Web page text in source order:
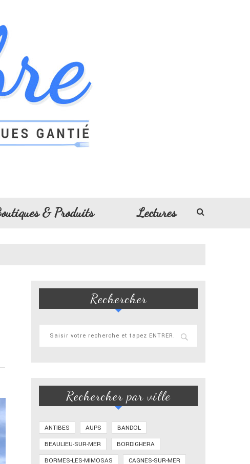
& Produits Lectures
Rechercher
Rechercher par ville
ANTIBES AUPS
BANDOL
BEAULIEU-SUR-MER
BORDIGHERA
BORMES-LES-MIMOSAS
CAGNES-SUR-MER